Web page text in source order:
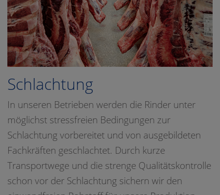
Schlachtung
In unseren Betrieben werden die Rinder unter
möglichst stressfreien Bedingungen zur
Schlachtung vorbereitet und von ausgebildeten
Fachkräften geschlachtet. Durch kurze
Transportwege und die strenge Qualitätskontrolle
schon vor der Schlachtung sichern wir den